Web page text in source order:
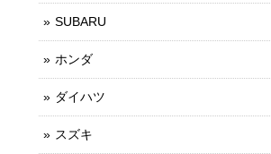
SUBARU
ホンダ
ダイハツ
スズキ